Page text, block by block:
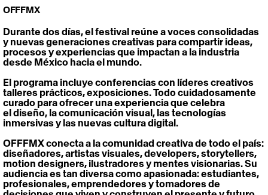
OFFFMX
Durante dos días, el festival reúne a voces consolidadas
y nuevas generaciones creativas para compartir ideas,
procesos y experiencias que impactan a la industria
desde México hacia el mundo.
El programa incluye conferencias con líderes creativos
talleres prácticos, exposiciones. Todo cuidadosamente
curado para ofrecer una experiencia que celebra
el diseño, la comunicación visual, las tecnologías
inmersivas y las nuevas cultura digital.
OFFFMX conecta a la comunidad creativa de todo el país:
diseñadores, artistas visuales, developers, storytellers,
motion designers, ilustradores y mentes visionarias. Su
audiencia es tan diversa como apasionada: estudiantes,
profesionales, emprendedores y tomadores de